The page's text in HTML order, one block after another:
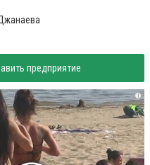
предприятие
i